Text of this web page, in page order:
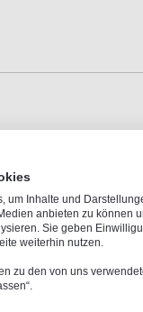
Galaxy A55 5G
- gestalte
Dank
Druck
deine
um Inhalte und
anbieten zu können
Sie geben
weiterhin nutzen.
zu den von uns